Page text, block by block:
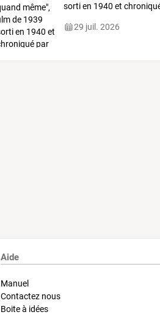
sortien 1940 et
29 juil. 2026
Aide
Manuel
Contactez nous
Boite à idées